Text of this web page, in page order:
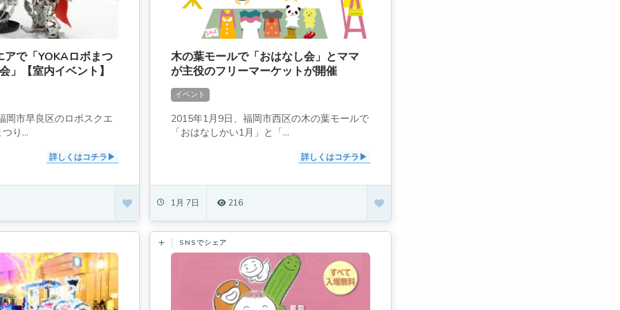
で「YOKAロボまつ
」【室内イベント】
岡市早良区のロボスクエ
り...
詳しくはコチラ
木の葉モールで「おはなし会」とママ
が主役のフリーマーケットが開催
イベント
2015年1月9日、福岡市西区の木の葉モールで
「おはなしかい1月」と「...
詳しくはコチラ
1月 7日 216
SNSでシェア